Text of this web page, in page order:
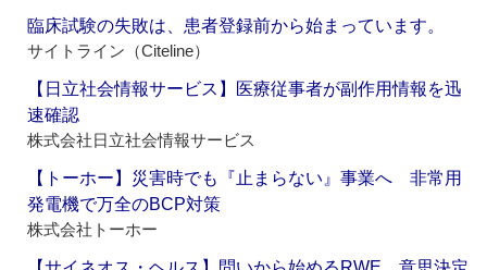
臨床試験の失敗は、患者登録前から始まっています。
サイトライン（Citeline）
【日立社会情報サービス】医療従事者が副作用情報を迅
速確認
株式会社日立社会情報サービス
【トーホー】災害時でも『止まらない』事業へ 非常用
発電機で万全のBCP対策
株式会社トーホー